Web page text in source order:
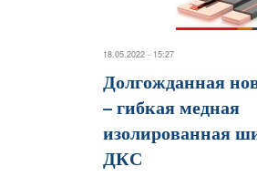
18.05.2022 - 15:27
Долгожданная
– гибкая медная
изолированная
ДКС